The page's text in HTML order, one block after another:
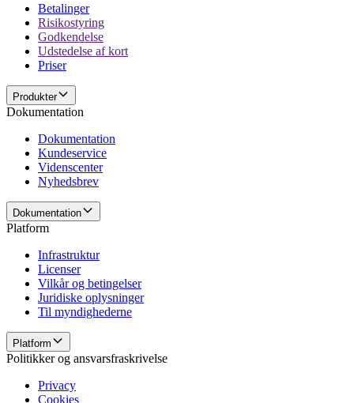
Betalinger
Risikostyring
Godkendelse
Udstedelse af kort
Priser
Produkter
Dokumentation
Dokumentation
Kundeservice
Videnscenter
Nyhedsbrev
Dokumentation
Platform
Infrastruktur
Licenser
Vilkår og betingelser
Juridiske oplysninger
Til myndighederne
Platform
Politikker og ansvarsfraskrivelse
Privacy
Cookies